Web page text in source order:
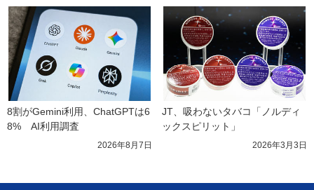
8割がGemini利用、ChatGPTは6
8%　AI利用調査
2026年8月7日
JT、吸わないタバコ「ノルディ
ックスピリット」
2026年3月3日